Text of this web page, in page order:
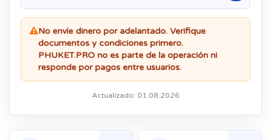
No envíe dinero por adelantado. Verifique
documentos y condiciones primero.
PHUKET.PRO no es parte de la operación ni
responde por pagos entre usuarios.
Actualizado: 01.08.2026